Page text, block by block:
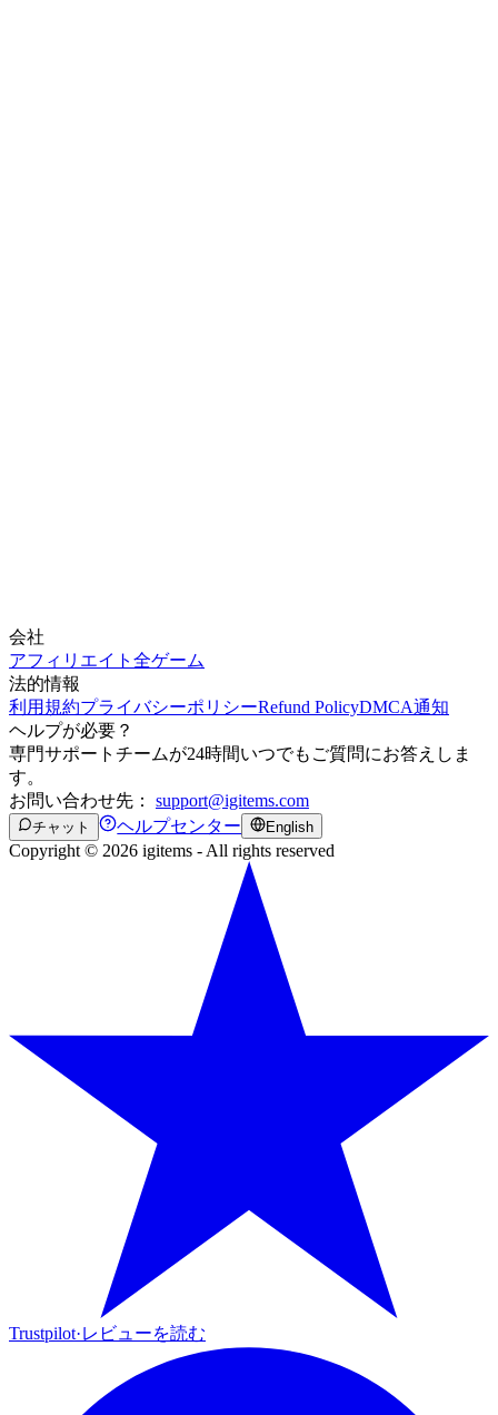
会社
アフィリエイト 全ゲーム
法的情報
利用規約プライバシーポリシーRefund PolicyDMCA通知
ヘルプが必要？
専門サポートチームが24時間いつでもご質問にお答えしま
す。
お問い合わせ先： support@igitems.com
チャット ヘルプセンター English
Copyright © 2026 igitems - All rights reserved
Trustpilot·レビューを読む